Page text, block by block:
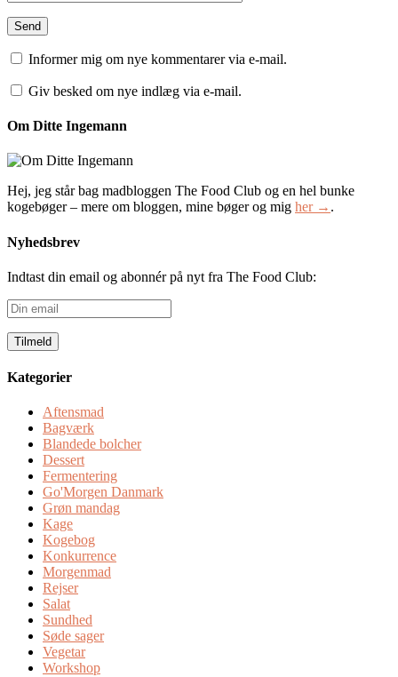
Informer mig om nye kommentarer via e-mail.
Giv besked om nye indlæg via e-mail.
Om Ditte Ingemann
Hej, jeg står bag madbloggen The Food Club og en hel bunke
kogebøger – mere om bloggen, mine bøger og mig her → .
Nyhedsbrev
Indtast din email og abonnér på nyt fra The Food Club:
Din
email
Kategorier
Aftensmad
Bagværk
Blandede bolcher
Dessert
Fermentering
Go'Morgen Danmark
Grøn mandag
Kage
Kogebog
Konkurrence
Morgenmad
Rejser
Salat
Sundhed
Søde sager
Vegetar
Workshop